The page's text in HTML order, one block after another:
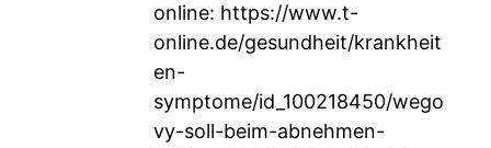
online: https://www.t-
online.de/gesundheit/krankheit
en-
symptome/id_100218450/wego
vy-soll-beim-abnehmen-